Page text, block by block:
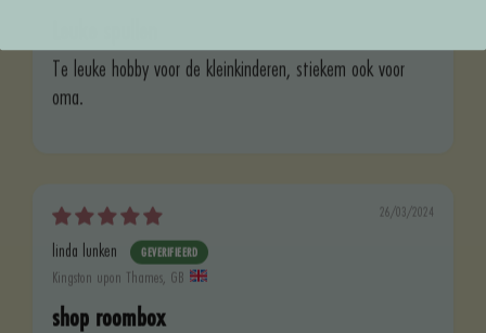
Te leuke hobby voor de kleinkinderen, stiekem ook voor
oma.
26/03/2024
linda lunken
Kingston upon Thames, GB
shop roombox